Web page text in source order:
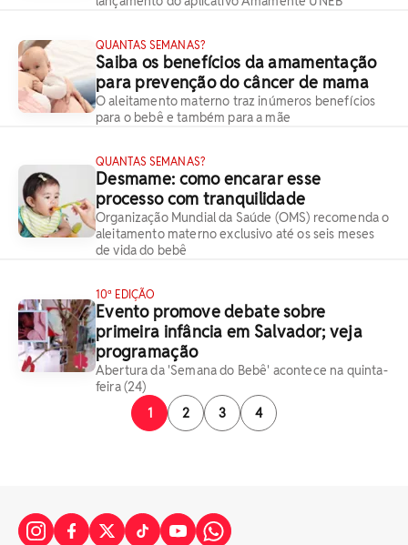
QUANTAS SEMANAS?
Saiba os benefícios da amamentação
para prevenção do câncer de mama
O aleitamento materno traz inúmeros benefícios
para o bebê e também para a mãe
QUANTAS SEMANAS?
Desmame: como encarar esse
processo com tranquilidade
Organização Mundial da Saúde (OMS) recomenda o
aleitamento materno exclusivo até os seis meses
de vida do bebê
10ª EDIÇÃO
Evento promove debate sobre
primeira infância em Salvador; veja
programação
Abertura da 'Semana do Bebê' acontece na quinta-
feira (24)
1
2 3 4